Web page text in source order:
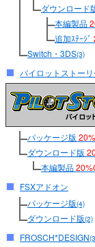
ダウンロード
本編製品
追加ｽﾃｰｼﾞ
Switch・3DS(3)
パイロットストーリ
パッケージ版
ダウンロード版
本編製品
FSXアドオン
パッケージ版(4)
ダウンロード版(2)
FROSCH*DESIGN